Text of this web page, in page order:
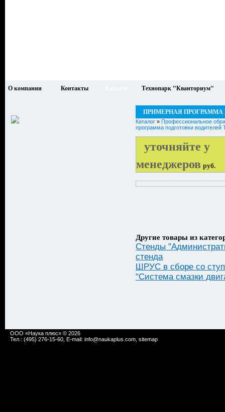
О компании Контакты Технопарк "Кванториум"
ПРИМЕРНАЯ ПРОГРАММА
Каталог » Профессиональное
программа подготовки водителей
уточняйте у
менеджеров руб.
Другие товары из
Стенды
стенда
ШРУС в сборе со
"Система смазки
ООО «Наука плюс» © 2026
Тел.: (495) 276-15-60, E-mail: info@naukaplus.com sitemap